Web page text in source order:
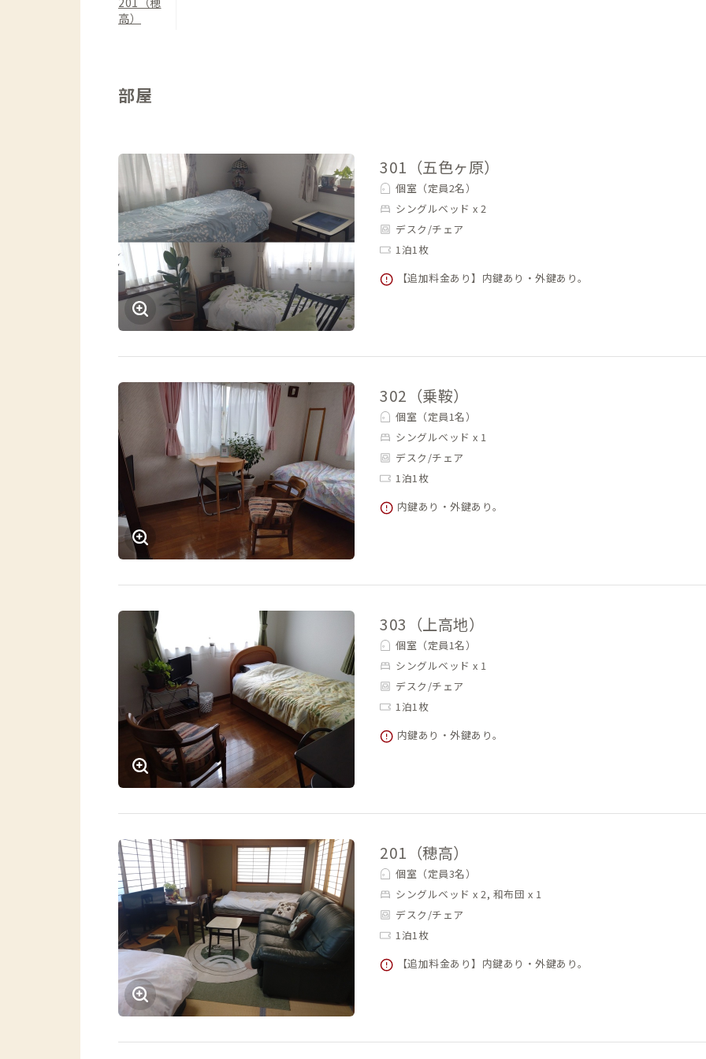
高）
部屋
301（五色ヶ原）
個室（定員2名）
シングルベッド x 2
デスク/チェア
1泊1枚
【追加料金あり】内鍵あり・外鍵あり。
302（乗鞍）
個室（定員1名）
シングルベッド x 1
デスク/チェア
1泊1枚
内鍵あり・外鍵あり。
303（上高地）
個室（定員1名）
シングルベッド x 1
デスク/チェア
1泊1枚
内鍵あり・外鍵あり。
201（穂高）
個室（定員3名）
シングルベッド x 2, 和布団 x 1
デスク/チェア
1泊1枚
【追加料金あり】内鍵あり・外鍵あり。